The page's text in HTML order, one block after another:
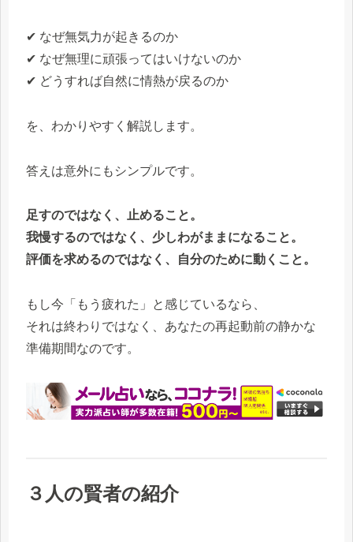
✔ なぜ無気力が起きるのか
✔ なぜ無理に頑張ってはいけないのか
✔ どうすれば自然に情熱が戻るのか
を、わかりやすく解説します。
答えは意外にもシンプルです。
足すのではなく、止めること。
我慢するのではなく、少しわがままになること。
評価を求めるのではなく、自分のために動くこと。
もし今「もう疲れた」と感じているなら、
それは終わりではなく、あなたの再起動前の静かな
準備期間なのです。
３人の賢者の紹介